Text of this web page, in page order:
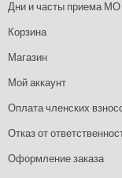
Дни и часты приема
Корзина
Магазин
Мой аккаунт
Оплата членских
Отказ от
Оформление заказа